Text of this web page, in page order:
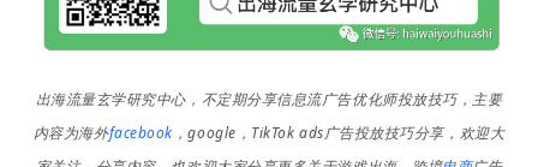
出海流量玄学研究中心，不定期分享信息流广告优化师投放技巧，主要
内容为海外facebook ，google，TikTok ads广告投放技巧分享，欢迎大